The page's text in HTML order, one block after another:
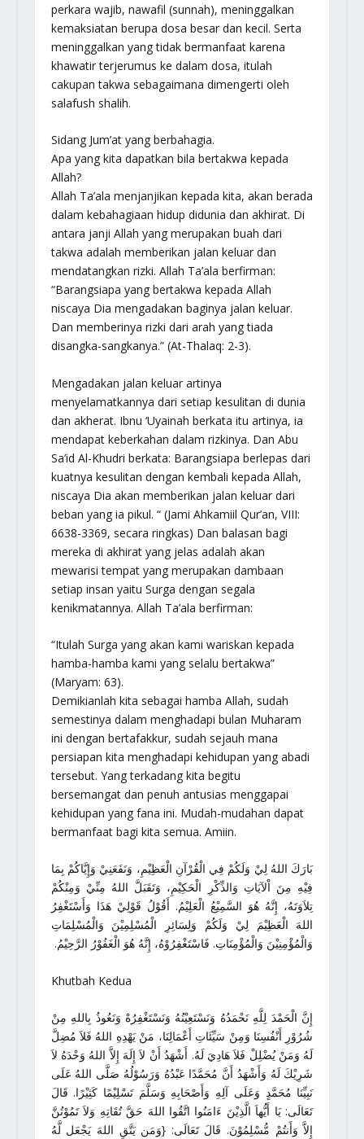
perkara wajib, nawafil (sunnah), meninggalkan
kemaksiatan berupa dosa besar dan kecil. Serta
meninggalkan yang tidak bermanfaat karena
khawatir terjerumus ke dalam dosa, itulah
cakupan takwa sebagaimana dimengerti oleh
salafush shalih.
Sidang Jum’at yang berbahagia.
Apa yang kita dapatkan bila bertakwa kepada
Allah?
Allah Ta’ala menjanjikan kepada kita, akan berada
dalam kebahagiaan hidup didunia dan akhirat. Di
antara janji Allah yang merupakan buah dari
takwa adalah memberikan jalan keluar dan
mendatangkan rizki. Allah Ta’ala berfirman:
“Barangsiapa yang bertakwa kepada Allah
niscaya Dia mengadakan baginya jalan keluar.
Dan memberinya rizki dari arah yang tiada
disangka-sangkanya.” (At-Thalaq: 2-3).
Mengadakan jalan keluar artinya
menyelamatkannya dari setiap kesulitan di dunia
dan akherat. Ibnu ‘Uyainah berkata itu artinya, ia
mendapat keberkahan dalam rizkinya. Dan Abu
Sa’id Al-Khudri berkata: Barangsiapa berlepas dari
kuatnya kesulitan dengan kembali kepada Allah,
niscaya Dia akan memberikan jalan keluar dari
beban yang ia pikul. “ (Jami Ahkamiil Qur’an, VIII:
6638-3369, secara ringkas) Dan balasan bagi
mereka di akhirat yang jelas adalah akan
mewarisi tempat yang merupakan dambaan
setiap insan yaitu Surga dengan segala
kenikmatannya. Allah Ta’ala berfirman:
“Itulah Surga yang akan kami wariskan kepada
hamba-hamba kami yang selalu bertakwa”
(Maryam: 63).
Demikianlah kita sebagai hamba Allah, sudah
semestinya dalam menghadapi bulan Muharam
ini dengan bertafakkur, sudah sejauh mana
persiapan kita menghadapi kehidupan yang abadi
tersebut. Yang terkadang kita begitu
bersemangat dan penuh antusias menggapai
kehidupan yang fana ini. Mudah-mudahan dapat
bermanfaat bagi kita semua. Amiin.
بَارَكَ اللهُ لِيْ وَلَكُمْ فِي الْقُرْآنِ الْعَظِيْمِ، وَنَفَعَنِيْ وَإِيَّاكُمْ بِمَا
فِيْهِ مِنَ اْلآيَاتِ وَالذِّكْرِ الْحَكِيْمِ، وَتَقَبَلَّ اللهُ مِنِّيْ وَمِنْكُمْ
تِلاَوَتَهُ، إِنَّهُ هُوَ السَّمِيْعُ الْعَلِيْمُ. أَقُوْلُ قَوْلِيْ هَذَا وَأَسْتَغْفِرُ
اللهَ الْعَظِيْمَ لِيْ وَلَكُمْ وَلِسَائِرِ الْمُسْلِمِيْنَ وَالْمُسْلِمَاتِ
وَالْمُؤْمِنِيْنَ وَالْمُؤْمِنَاتِ. فَاسْتَغْفِرُوْهُ، إِنَّهُ هُوَ الْغَفُوْرُ الرَّحِيْمُ.
Khutbah Kedua
إِنَّ الْحَمْدَ لِلَّهِ نَحْمَدُهُ وَنَسْتَعِيْنُهُ وَنَسْتَغْفِرُهْ وَنَعُوذُ بِاللهِ مِنْ
شُرُوْرِ أَنْفُسِنَا وَمِنْ سَيِّئَاتِ أَعْمَالِنَا، مَنْ يَهْدِهِ اللهُ فَلاَ مُضِلَّ
لَهُ وَمَنْ يُضْلِلْ فَلاَ هَادِيَ لَهُ. أَشْهَدُ أَنْ لاَ إِلَهَ إِلاَّ اللهُ وَحْدَهُ لاَ
شَرِيْكَ لَهُ وَأَشْهَدُ أَنَّ مُحَمَّدًا عَبْدُهُ وَرَسُوْلُهُ صَلَّى اللهُ عَلَى
نَبِيِّنَا مُحَمَّدٍ وَعَلَى آلِهِ وَأَصْحَابِهِ وَسَلَّمَ تَسْلِيْمًا كَثِيْرًا. قَالَ
تَعَالَى: يَا أَيُّهاَ الَّذِيْنَ ءَامَنُوا اتَّقُوا اللهَ حَقَّ تُقَاتِهِ وَلاَ تَمُوْتُنَّ
إِلاَّ وَأَنتُمْ مُّسْلِمُوْنَ. قَالَ تَعَالَى: {وَمَن يَتَّقِ اللهَ يَجْعَل لَّهُ